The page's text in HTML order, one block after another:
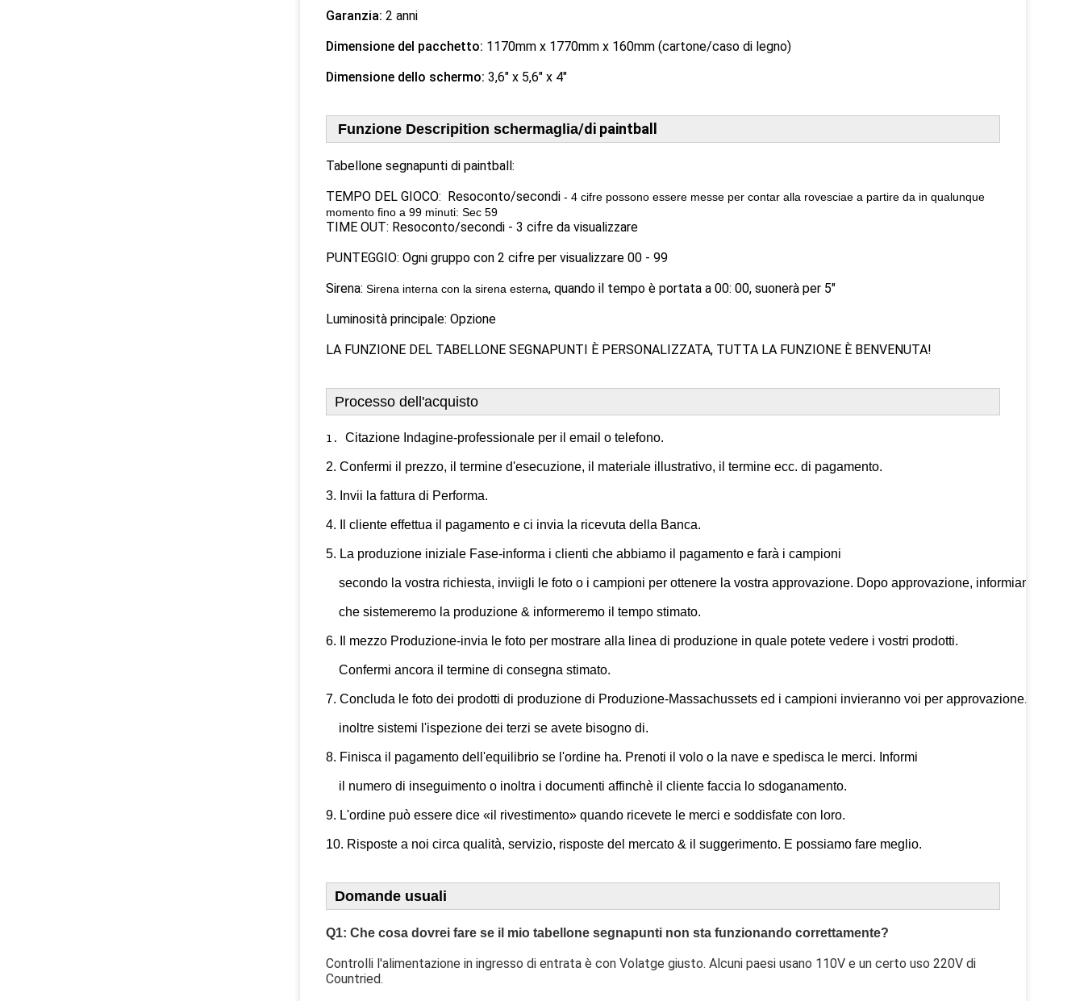
Garanzia: 2 anni
Dimensione del pacchetto: 1170mm x 1770mm x 160mm (cartone/caso di legno)
Dimensione dello schermo: 3,6" x 5,6" x 4"
Funzione Descripition schermaglia/di paintball
Tabellone segnapunti di paintball:
TEMPO DEL GIOCO: Resoconto/secondi - 4 cifre possono essere messe per contar alla rovesciae a partire da in qualunque
momento fino a 99 minuti: Sec 59
TIME OUT: Resoconto/secondi - 3 cifre da visualizzare
PUNTEGGIO: Ogni gruppo con 2 cifre per visualizzare 00 - 99
Sirena: Sirena interna con la sirena esterna, quando il tempo è portata a 00: 00, suonerà per 5"
Luminosità principale: Opzione
LA FUNZIONE DEL TABELLONE SEGNAPUNTI È PERSONALIZZATA, TUTTA LA FUNZIONE È BENVENUTA!
Processo dell'acquisto
1. Citazione Indagine-professionale per il email o telefono.
2. Confermi il prezzo, il termine d'esecuzione, il materiale illustrativo, il termine ecc. di pagamento.
3. Invii la fattura di Performa.
4. Il cliente effettua il pagamento e ci invia la ricevuta della Banca.
5. La produzione iniziale Fase-informa i clienti che abbiamo il pagamento e farà i campioni
    secondo la vostra richiesta, inviigli le foto o i campioni per ottenere la vostra approvazione. Dopo approvazione, informiamo
    che sistemeremo la produzione & informeremo il tempo stimato.
6. Il mezzo Produzione-invia le foto per mostrare alla linea di produzione in quale potete vedere i vostri prodotti.
    Confermi ancora il termine di consegna stimato.
7. Concluda le foto dei prodotti di produzione di Produzione-Massachussets ed i campioni invieranno voi per approvazione. Potete
    inoltre sistemi l'ispezione dei terzi se avete bisogno di.
8. Finisca il pagamento dell'equilibrio se l'ordine ha. Prenoti il volo o la nave e spedisca le merci. Informi
    il numero di inseguimento o inoltra i documenti affinchè il cliente faccia lo sdoganamento.
9. L'ordine può essere dice «il rivestimento» quando ricevete le merci e soddisfate con loro.
10. Risposte a noi circa qualità, servizio, risposte del mercato & il suggerimento. E possiamo fare meglio.
Domande usuali
Q1: Che cosa dovrei fare se il mio tabellone segnapunti non sta funzionando correttamente?
Controlli l'alimentazione in ingresso di entrata è con Volatge giusto. Alcuni paesi usano 110V e un certo uso 220V di
Countried.